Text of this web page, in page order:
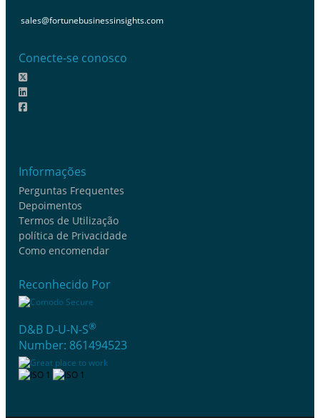
sales@fortunebusinessinsights.com
Conecte-se conosco
Informações
Perguntas Frequentes
Depoimentos
Termos de Utilização
política de Privacidade
Como encomendar
Reconhecido Por
D&B D-U-N-S®
Number: 861494523